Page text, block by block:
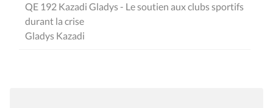
QE 192 Kazadi Gladys - Le soutien aux clubs sportifs
durant la crise
Gladys Kazadi